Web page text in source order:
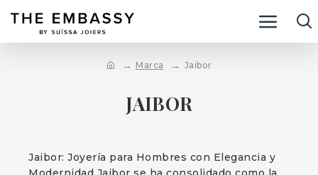
Marca Jaibor
JAIBOR
Jaibor: Joyería para Hombres con Elegancia y